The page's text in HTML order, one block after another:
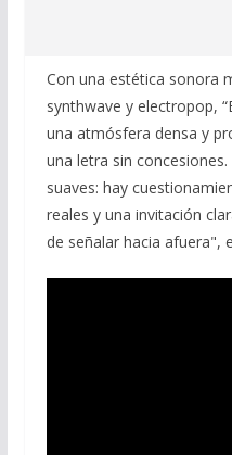
Con una estética sonora
synthwave y electropop,
una atmósfera densa y
una letra sin
suaves: hay
reales y una invitación
de señalar hacia afuera",